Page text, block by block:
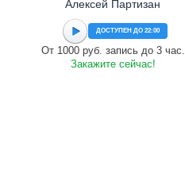
Алексей Партизан
ДОСТУПЕН ДО 22:00
От 1000 руб. запись до 3 час.
Закажите сейчас!